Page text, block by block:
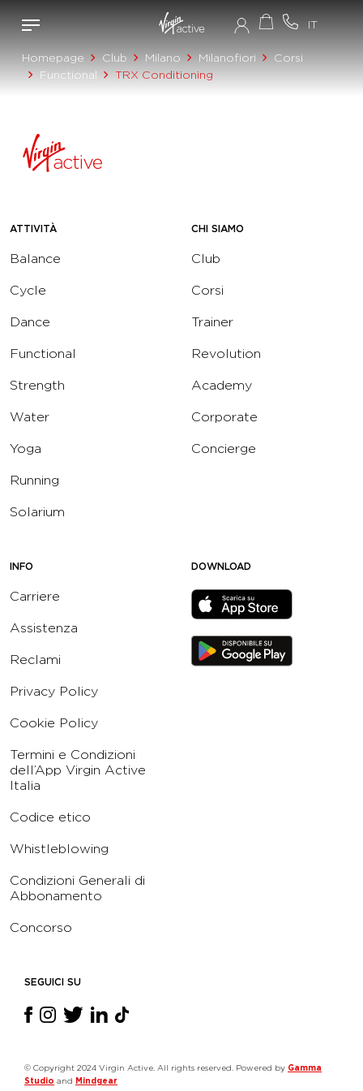
Homepage Club Milano Milanofiori
Corsi
Functional
TRX Conditioning
ATTIVITÀ
Balance
Cycle
Dance
Functional
Strength
Water
Yoga
Running
Solarium
CHI SIAMO
Club
Corsi
Trainer
Revolution
Academy
Corporate
Concierge
INFO
Carriere
Assistenza
Reclami
Privacy Policy
Cookie Policy
Termini e Condizioni
dell’App Virgin Active
Italia
Codice etico
Whistleblowing
Condizioni Generali di
Abbonamento
Concorso
DOWNLOAD
SEGUICI SU
© Copyright 2024 Virgin Active. All rights reserved. Powered by Gamma
Studio and Mindgear